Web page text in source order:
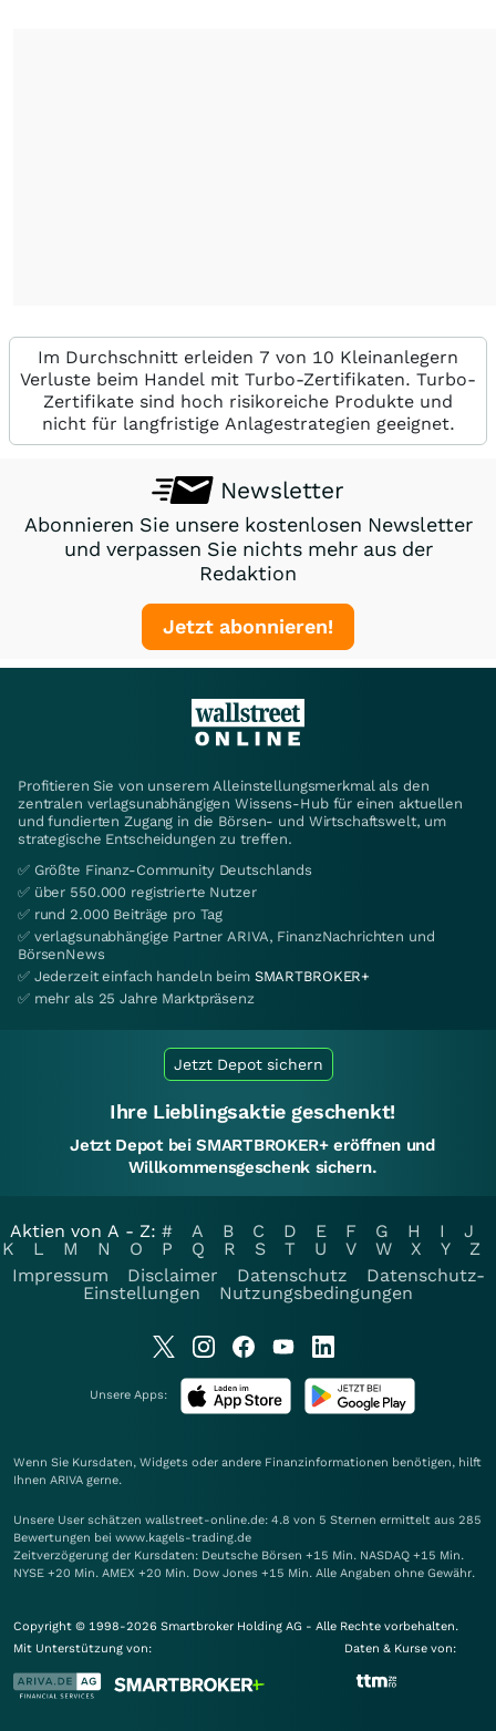
Im Durchschnitt erleiden 7 von 10 Kleinanlegern
Verluste beim Handel mit Turbo-Zertifikaten. Turbo-
Zertifikate sind hoch risikoreiche Produkte und
nicht für langfristige Anlagestrategien geeignet.
Newsletter
Abonnieren Sie unsere kostenlosen Newsletter
und verpassen Sie nichts mehr aus der
Redaktion
Jetzt abonnieren!
Profitieren Sie von unserem Alleinstellungsmerkmal als den
zentralen verlagsunabhängigen Wissens-Hub für einen aktuellen
und fundierten Zugang in die Börsen- und Wirtschaftswelt, um
strategische Entscheidungen zu treffen.
✅ Größte Finanz-Community Deutschlands
✅ über 550.000 registrierte Nutzer
✅ rund 2.000 Beiträge pro Tag
✅ verlagsunabhängige Partner ARIVA, FinanzNachrichten und
BörsenNews
✅ Jederzeit einfach handeln beim SMARTBROKER+
✅ mehr als 25 Jahre Marktpräsenz
Jetzt Depot sichern
Ihre Lieblingsaktie geschenkt!
Jetzt Depot bei SMARTBROKER+ eröffnen und
Willkommensgeschenk sichern.
Aktien von A - Z: # A B C D E F G H I
J
K
L M N O P Q R S T U V W X Y
Z
Impressum
Disclaimer Datenschutz
Datenschutz-
Einstellungen
Nutzungsbedingungen
Unsere Apps:
Wenn Sie Kursdaten, Widgets oder andere Finanzinformationen benötigen, hilft
Ihnen ARIVA gerne.
Unsere User schätzen wallstreet-online.de: 4.8 von 5 Sternen ermittelt aus 285
Bewertungen bei www.kagels-trading.de
Zeitverzögerung der Kursdaten: Deutsche Börsen +15 Min. NASDAQ +15 Min.
NYSE +20 Min. AMEX +20 Min. Dow Jones +15 Min. Alle Angaben ohne Gewähr.
Copyright © 1998-2026 Smartbroker Holding AG - Alle Rechte vorbehalten.
Mit Unterstützung von:
Daten & Kurse von: